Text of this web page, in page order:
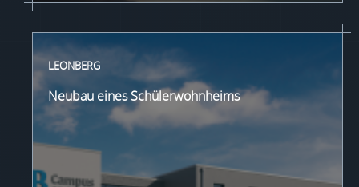
LEONBERG
Neubau eines Schülerwohnheims